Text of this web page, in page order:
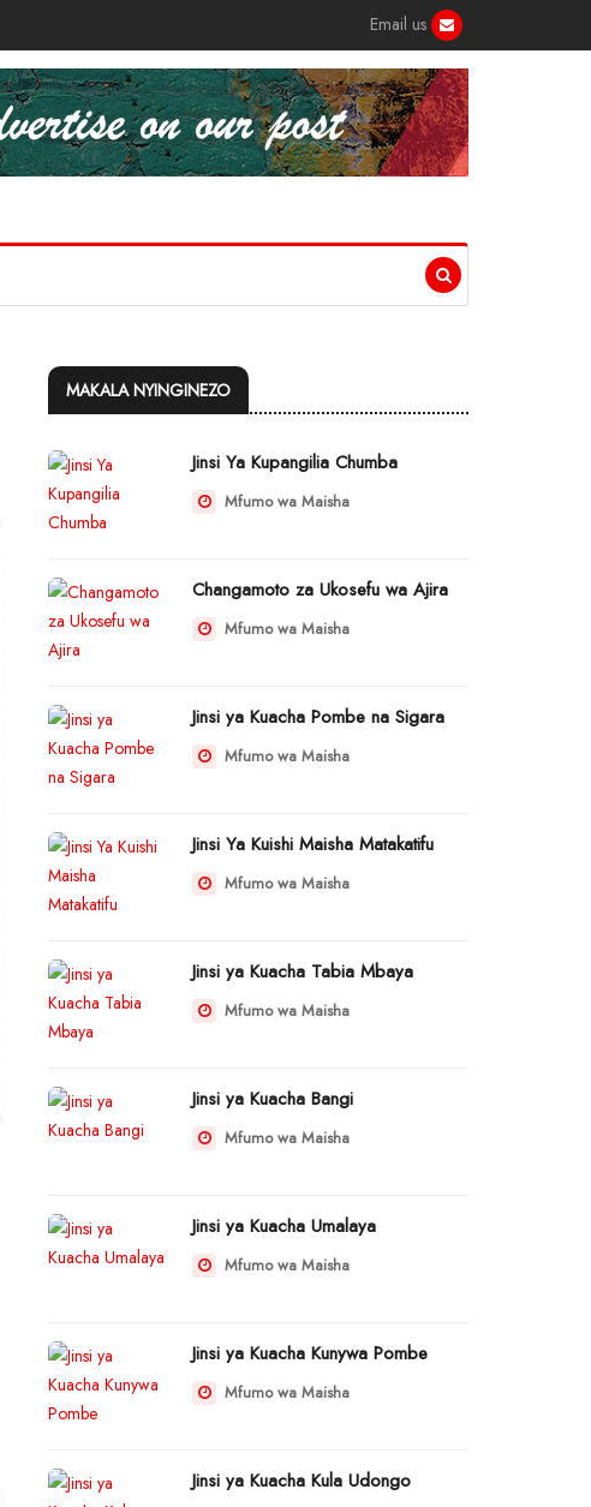
Email us
MAKALA NYINGINEZO
Jinsi Ya Kupangilia Chumba
Mfumo wa Maisha
Changamoto za Ukosefu wa Ajira
Mfumo wa Maisha
Jinsi ya Kuacha Pombe na Sigara
Mfumo wa Maisha
Jinsi Ya Kuishi Maisha Matakatifu
Mfumo wa Maisha
Jinsi ya Kuacha Tabia Mbaya
Mfumo wa Maisha
Jinsi ya Kuacha Bangi
Mfumo wa Maisha
Jinsi ya Kuacha Umalaya
Mfumo wa Maisha
Jinsi ya Kuacha Kunywa Pombe
Mfumo wa Maisha
Jinsi ya Kuacha Kula Udongo